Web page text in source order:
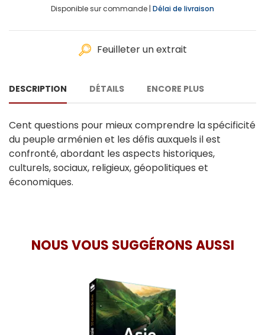
Disponible sur commande | Délai de livraison
Feuilleter un extrait
DESCRIPTION DÉTAILS ENCORE PLUS
Cent questions pour mieux comprendre la spécificité
du peuple arménien et les défis auxquels il est
confronté, abordant les aspects historiques,
culturels, sociaux, religieux, géopolitiques et
économiques.
NOUS VOUS SUGGÉRONS AUSSI